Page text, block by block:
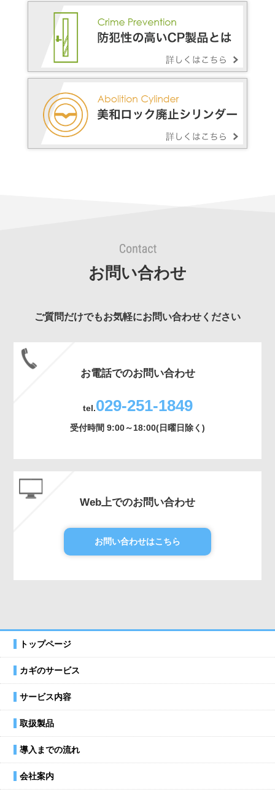
お問い合わせ
ご質問だけでもお気軽にお問い合わせください
お電話でのお問い合わせ
tel.029-251-1849
受付時間 9:00～18:00(日曜日除く)
Web上でのお問い合わせ
お問い合わせはこちら
トップページ
カギのサービス
サービス内容
取扱製品
導入までの流れ
会社案内